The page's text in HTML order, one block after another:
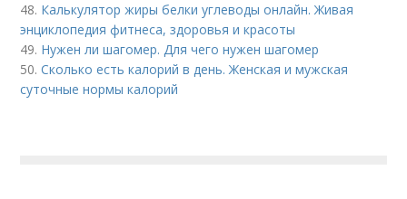
48. Калькулятор жиры белки углеводы онлайн. Живая
энциклопедия фитнеса, здоровья и красоты
49. Нужен ли шагомер. Для чего нужен шагомер
50.Сколько есть калорий в день. Женская и мужская
суточные нормы калорий